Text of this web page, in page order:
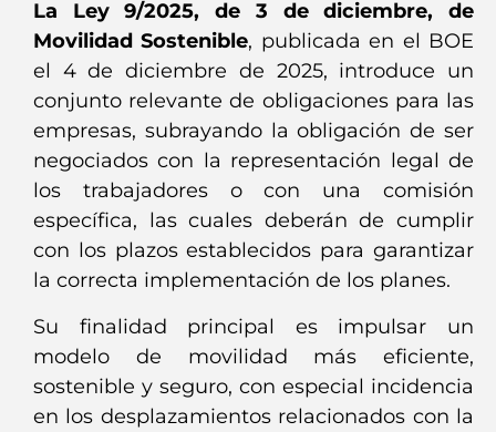
La Ley 9/2025, de 3 de diciembre, de
Movilidad Sostenible, publicada en el BOE
el 4 de diciembre de 2025, introduce un
conjunto relevante de obligaciones para las
empresas, subrayando la obligación de ser
negociados con la representación legal de
los trabajadores o con una comisión
específica, las cuales deberán de cumplir
con los plazos establecidos para garantizar
la correcta implementación de los planes.
Su finalidad principal es impulsar un
modelo de movilidad más eficiente,
sostenible y seguro, con especial incidencia
en los desplazamientos relacionados con la